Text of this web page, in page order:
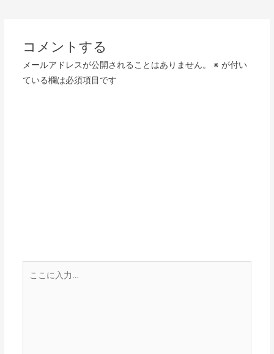
ゲ
ー
シ
コメントする
メールアドレスが公開されることはありません。 ※ が付い
ている欄は必須項目です